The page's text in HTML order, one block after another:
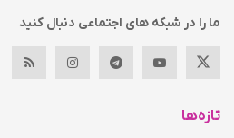
ما را در شبکه های اجتماعی دنبال کنید
تازه‌ها